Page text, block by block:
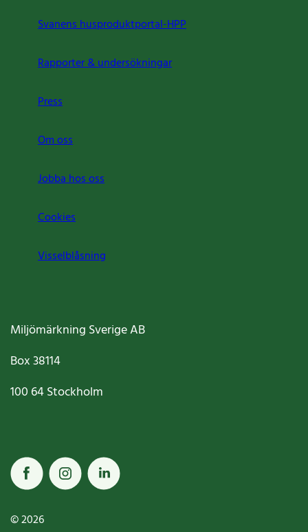
Svanens husproduktportal-HPP
Rapporter & undersökningar
Press
Om oss
Jobba hos oss
Cookies
Visselblåsning
Miljömärkning Sverige AB
Box38114
100 64Stockholm
© 2026